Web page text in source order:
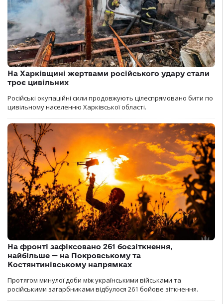
На Харківщині жертвами російського удару стали
троє цивільних
Російські окупаційні сили продовжують цілеспрямовано бити по
цивільному населенню Харківської області.
На фронті зафіксовано 261 боєзіткнення,
найбільше — на Покровському та
Костянтинівському напрямках
Протягом минулої доби між українськими військами та
російськими загарбниками відбулося 261 бойове зіткнення.